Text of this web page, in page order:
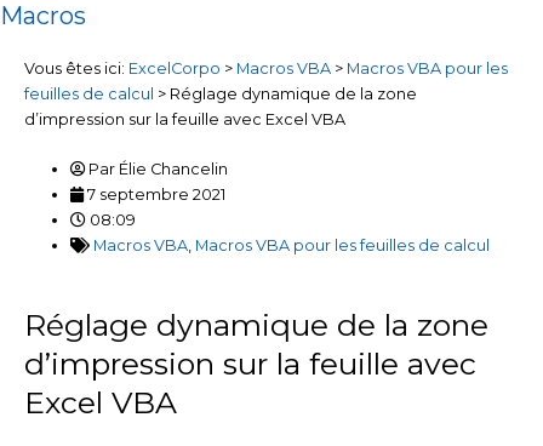
Macros
Vous êtes ici: ExcelCorpo > Macros VBA > Macros VBA pour les
feuilles de calcul > Réglage dynamique de la zone
d’impression sur la feuille avec Excel VBA
Par Élie Chancelin
7 septembre 2021
08:09
Macros VBA, Macros VBA pour les feuilles de calcul
Réglage dynamique de la zone
d’impression sur la feuille avec
Excel VBA